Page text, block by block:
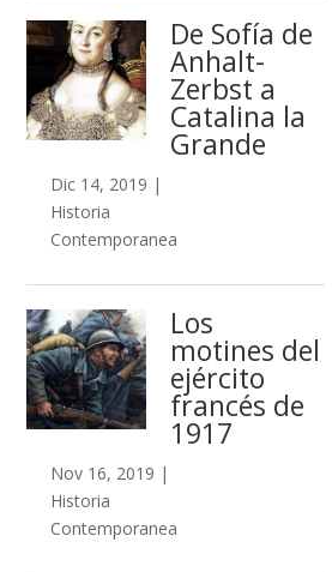
De Sofía de
Anhalt-
Zerbst a
Catalina la
Grande
Dic 14, 2019 |
Historia
Contemporanea
Los
motines del
ejército
francés de
1917
Nov 16, 2019 |
Historia
Contemporanea